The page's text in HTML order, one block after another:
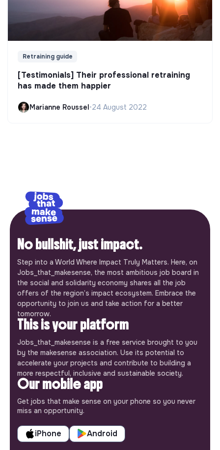
Retraining guide
[Testimonials] Their professional retraining
has made them happier
Marianne Roussel•24 August 2022
No bullshit, just impact.
Step into a World Where Impact Truly Matters. Here, on
Jobs_that_makesense, the most ambitious job board in
the social and solidarity economy shares all the job
offers of the region’s impact ecosystem. Embrace the
opportunity to join us and take action for a better
tomorrow.
This is your platform
Jobs_that_makesense is a free service brought to you
by the makesense association. Use its potential to
accelerate your projects and contribute to building a
more respectful, inclusive and sustainable society.
Our mobile app
Get jobs that make sense on your phone so you never
miss an opportunity.
iPhone Android